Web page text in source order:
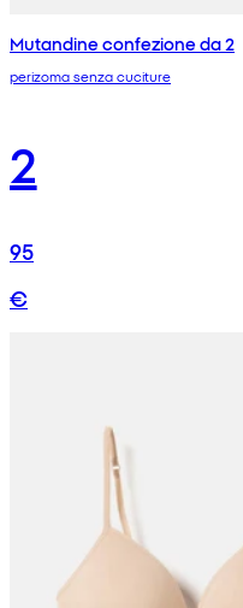
Mutandine confezione da 2
perizoma senza cuciture
2
95
€